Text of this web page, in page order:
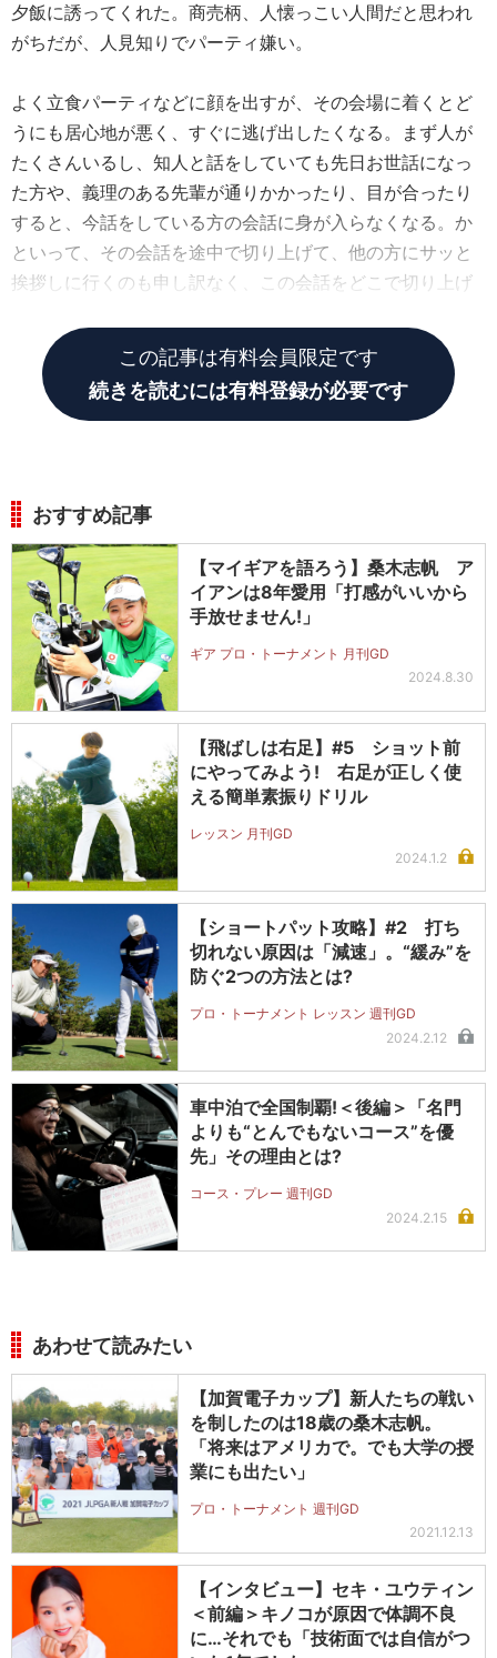
夕飯に誘ってくれた。商売柄、人懐っこい人間だと思われ
がちだが、人見知りでパーティ嫌い。
よく立食パーティなどに顔を出すが、その会場に着くとど
うにも居心地が悪く、すぐに逃げ出したくなる。まず人が
たくさんいるし、知人と話をしていても先日お世話になっ
た方や、義理のある先輩が通りかかったり、目が合ったり
すると、今話をしている方の会話に身が入らなくなる。か
といって、その会話を途中で切り上げて、他の方にサッと
挨拶しに行くのも申し訳なく、この会話をどこで切り上げ
この記事は有料会員限定です
続きを読むには有料登録が必要です
おすすめ記事
【マイギアを語ろう】桑木志帆 ア
イアンは8年愛用「打感がいいから
手放せません!」
ギア プロ・トーナメント 月刊GD
2024.8.30
【飛ばしは右足】#5 ショット前
にやってみよう! 右足が正しく使
える簡単素振りドリル
レッスン 月刊GD
2024.1.2
【ショートパット攻略】#2 打ち
切れない原因は「減速」。“緩み”を
防ぐ2つの方法とは?
プロ・トーナメント レッスン 週刊GD
2024.2.12
車中泊で全国制覇!＜後編＞「名門
よりも“とんでもないコース”を優
先」その理由とは?
コース・プレー 週刊GD
2024.2.15
あわせて読みたい
【加賀電子カップ】新人たちの戦い
を制したのは18歳の桑木志帆。
「将来はアメリカで。でも大学の授
業にも出たい」
プロ・トーナメント 週刊GD
2021.12.13
【インタビュー】セキ・ユウティン
＜前編＞キノコが原因で体調不良
に…それでも「技術面では自信がつ